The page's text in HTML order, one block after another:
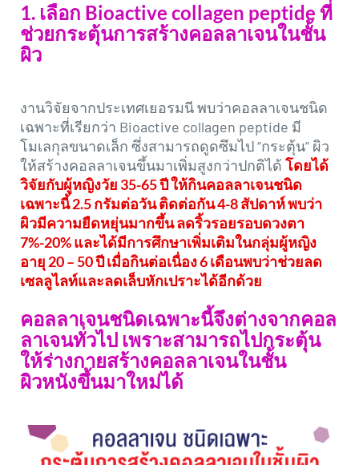
1. เลือก Bioactive collagen peptide ที่
ช่วยกระตุ้นการสร้างคอลลาเจนในชั้น
ผิว
งานวิจัยจากประเทศเยอรมนี พบว่าคอลลาเจนชนิด
เฉพาะที่เรียกว่า Bioactive collagen peptide มี
โมเลกุลขนาดเล็ก ซึ่งสามารถดูดซึมไป “กระตุ้น” ผิว
ให้สร้างคอลลาเจนขึ้นมาเพิ่มสูงกว่าปกติได้ โดยได้
วิจัยกับผู้หญิงวัย 35-65 ปี ให้กินคอลลาเจนชนิด
เฉพาะนี้ 2.5 กรัมต่อวัน ติดต่อกัน 4-8 สัปดาห์ พบว่า
ผิวมีความยืดหยุ่นมากขึ้น ลดริ้วรอยรอบดวงตา
7%-20% และได้มีการศึกษาเพิ่มเติมในกลุ่มผู้หญิง
อายุ 20 – 50 ปี เมื่อกินต่อเนื่อง 6 เดือนพบว่าช่วยลด
เซลลูไลท์และลดเล็บหักเปราะได้อีกด้วย
คอลลาเจนชนิดเฉพาะนี้จึงต่างจากคอล
ลาเจนทั่วไป เพราะสามารถไปกระตุ้น
ให้ร่างกายสร้างคอลลาเจนในชั้น
ผิวหนังขึ้นมาใหม่ได้